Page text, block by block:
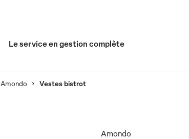
Le service en gestion complète
Amondo Vestes bistrot
Amondo